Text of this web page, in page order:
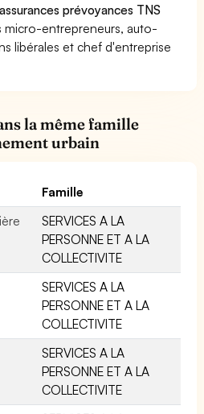
prévoyances TNS
micro-entrepreneurs, auto-
libérales et chef d'entreprise
la même famille
urbain
Famille
SERVICES A LA
PERSONNE ET A LA
COLLECTIVITE
SERVICES A LA
PERSONNE ET A LA
COLLECTIVITE
SERVICES A LA
PERSONNE ET A LA
COLLECTIVITE